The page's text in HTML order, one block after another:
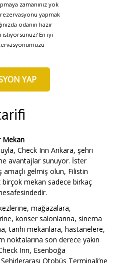
zamanınız yok
rezervasyonu yapmak
odanın hazır
En iyi
YAP
Mekan
Check Inn Ankara, şehri
avantajlar sunuyor. İster
amaçlı gelmiş olun, Filistin
birçok mekan sadece birkaç
mağazalara,
konser salonlarına, sinema
tarihi mekanlara, hastanelere,
noktalarına son derece yakın
Inn, Esenboğa
Otobüs Terminali’ne